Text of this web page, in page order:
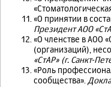
«О принятии в
Президент АОО
«О членстве в АОО
(организаций),
«СтАР» (г. Санкт-
«Роль
сообщества».